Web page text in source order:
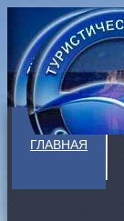
ГЛАВНАЯ